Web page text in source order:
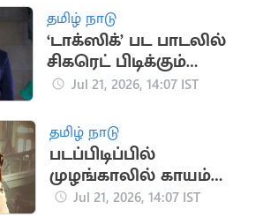
கணவன்
தமிழ் நாடு
‘டாக்ஸிக்’ பட பாடலில்
சிகரெட் பிடிக்கும்
நயன்தாரா: சமூக
வைரல்
Jul 21, 2026, 14:07 IST
தமிழ் நாடு
படப்பிடிப்பில்
முழங்காலில் காயம்
அடைந்த நடிகர்
Jul 21, 2026, 14:07 IST